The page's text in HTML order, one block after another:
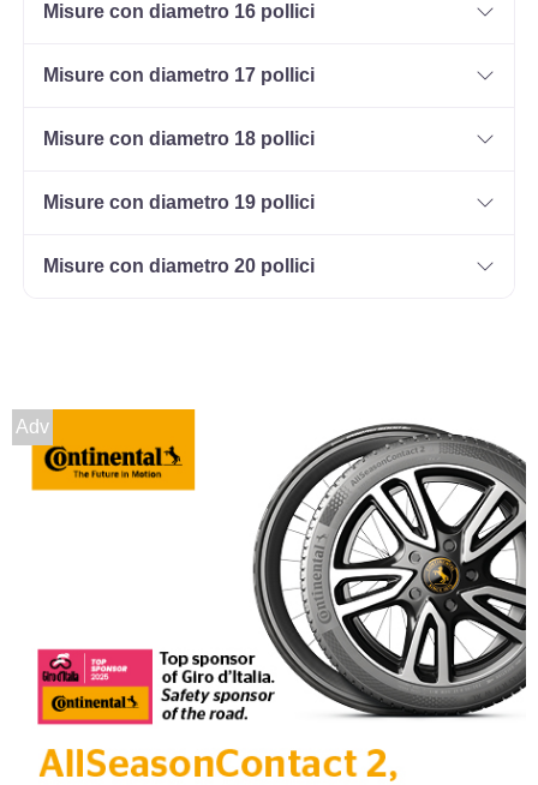
Misure con diametro 16 pollici
Misure con diametro 17 pollici
Misure con diametro 18 pollici
Misure con diametro 19 pollici
Misure con diametro 20 pollici
Adv